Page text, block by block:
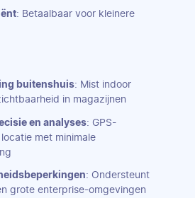
: Betaalbaar voor kleinere
buitenshuis: Mist indoor
in magazijnen
en analyses: GPS-
met minimale
: Ondersteunt
grote enterprise-omgevingen